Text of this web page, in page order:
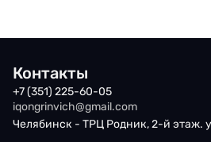
Контакты
+7 (351) 225-60-05
iqongrinvich@gmail.com
Челябинск - ТРЦ Родник, 2-й этаж.